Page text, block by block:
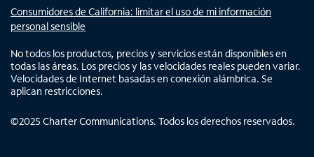
Consumidores de California: limitar el uso de mi información
personal sensible
No todos los productos, precios y servicios están disponibles en
todas las áreas. Los precios y las velocidades reales pueden variar.
Velocidades de Internet basadas en conexión alámbrica. Se
aplican restricciones.
©2025 Charter Communications. Todos los derechos reservados.